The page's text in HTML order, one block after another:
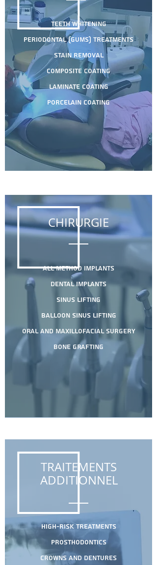
Teeth Whitening
Periodontal (Gums) treatments
Stain removal
Composite coating
Laminate coating
Porcelain coating
CHIRURGIE
All method Implants
Dental Implants
Sinus lifting
Balloon Sinus lifting
Oral and Maxillofacial surgery
Bone grafting
TRAITEMENTS
ADDITIONNEL
High-risk treatments
Prosthodontics
Crowns and Dentures